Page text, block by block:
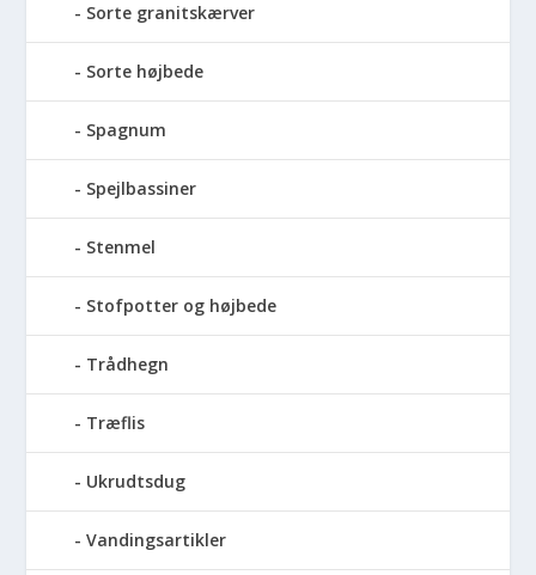
Sorte granitskærver
Sorte højbede
Spagnum
Spejlbassiner
Stenmel
Stofpotter og højbede
Trådhegn
Træflis
Ukrudtsdug
Vandingsartikler